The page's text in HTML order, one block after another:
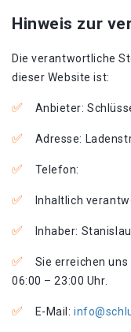
Hinweis zur
Die verantwortliche
dieser Website ist:
Anbieter:
Adresse:
Telefon:
Inhaltlich
Inhaber:
Sie erreichen
06:00 – 23:00 Uhr.
E-Mail: